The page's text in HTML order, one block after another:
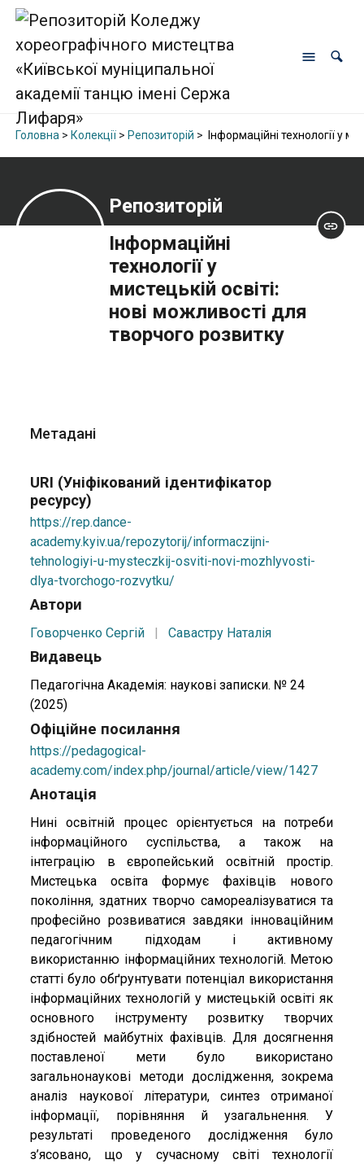
Головна > Колекції> Репозиторій > Інформаційні технології у
Репозиторій
Інформаційні
технології у
мистецькій освіті:
нові можливості для
творчого розвитку
Метадані
URI (Уніфікований ідентифікатор
ресурсу)
https://rep.dance-
academy.kyiv.ua/repozytorij/informaczijni-
tehnologiyi-u-mysteczkij-osviti-novi-mozhlyvosti-
dlya-tvorchogo-rozvytku/
Автори
Говорченко Сергій | Савастру Наталія
Видавець
Педагогічна Академія: наукові записки. № 24
(2025)
Офіційне посилання
https://pedagogical-
academy.com/index.php/journal/article/view/1427
Анотація
Нині освітній процес орієнтується на потреби
інформаційного суспільства, а також на
інтеграцію в європейський освітній простір.
Мистецька освіта формує фахівців нового
покоління, здатних творчо самореалізуватися та
професійно розвиватися завдяки інноваційним
педагогічним підходам і активному
використанню інформаційних технологій. Метою
статті було обґрунтувати потенціал використання
інформаційних технологій у мистецькій освіті як
основного інструменту розвитку творчих
здібностей майбутніх фахівців. Для досягнення
поставленої мети було використано
загальнонаукові методи дослідження, зокрема
аналіз наукової літератури, синтез отриманої
інформації, порівняння й узагальнення. У
результаті проведеного дослідження було
з’ясовано, що у сучасному світі технології